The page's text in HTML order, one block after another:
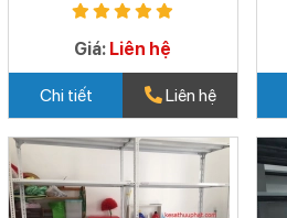
Giá: Liên hệ
Chi tiết Liên hệ